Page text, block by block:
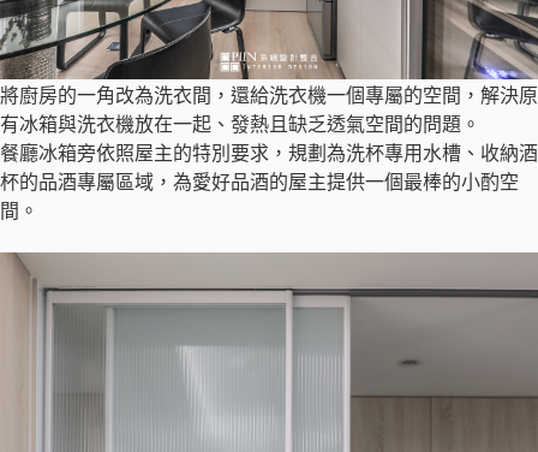
將廚房的一角改為洗衣間，還給洗衣機一個專屬的空間，解決原
有冰箱與洗衣機放在一起、發熱且缺乏透氣空間的問題。
餐廳冰箱旁依照屋主的特別要求，規劃為洗杯專用水槽、收納酒
杯的品酒專屬區域，為愛好品酒的屋主提供一個最棒的小酌空
間。